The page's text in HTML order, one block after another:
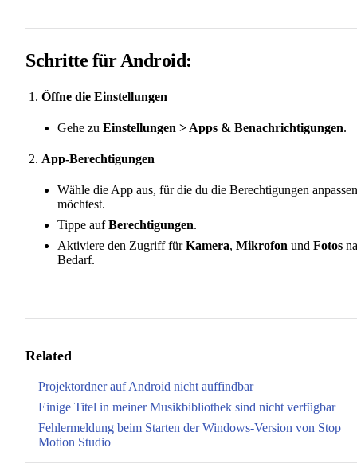
Schritte für Android:
Öffne die Einstellungen
Gehe zu Einstellungen > Apps & Benachrichtigungen.
App-Berechtigungen
Wähle die App aus, für die du die Berechtigungen anpassen
möchtest.
Tippe aufBerechtigungen.
Aktiviere den Zugriff fürKamera, Mikrofon und Fotos
Bedarf.
Related
Projektordner auf Android nicht auffindbar
Einige Titel in meiner Musikbibliothek sind nicht verfügbar
Fehlermeldung beim Starten der Windows-Version von Stop
Motion Studio